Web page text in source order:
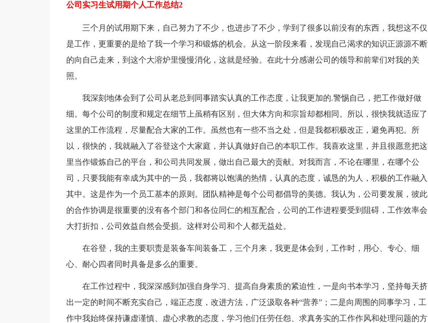
公司实习生试用期个人工作总结2
三个月的试用期下来，自己努力了不少，也进步了不少，学到了很多以前没有的东西，我想这不仅
是工作，更重要的是给了我一个学习和锻炼的机会。从这一阶段来看，发现自己渴求的知识正源源不断
的向自己走来，到这个大溶炉里慢慢消化，这就是经验。在此十分感谢公司的领导和前辈们对我的关
照。
我深刻地体会到了公司从老总到同事踏实认真的工作态度，让我更加的.警惕自己，把工作做好做
细。每个公司的制度和规定在细节上虽稍有区别，但大体方向和宗旨却都相同。所以，很快我就适应了
这里的工作流程，尽量配合大家的工作。虽然也有一些不当之处，但是我都积极改正，避免再犯。所
以，很快的，我就融入了谷登这个大家庭，并认真做好自己的本职工作。我喜欢这里，并且很愿意把这
里当作锻炼自己的平台，和公司共同发展，做出自己最大的贡献。对我而言，不论在哪里，在哪个公
司，只要我能有幸成为其中的一员，我都将以饱满的热情，认真的态度，诚恳的为人，积极的工作融入
其中。这是作为一个员工基本的原则。团队精神是每个公司都倡导的美德。我认为，公司要发展，彼此
的合作协调是很重要的没有各个部门和各位同仁的相互配合，公司的工作进程要受到阻碍，工作效率会
大打折扣，公司效益自然会受损。这样对公司和个人都无益处。
在谷登，我的主要职责是装备车间装备工，三个月来，我更是体会到，工作时，用心、专心、细
心、耐心四者同时具备是多么的重要。
在工作过程中，我深深感到加强自身学习、提高自身素质的紧迫性，一是向书本学习，坚持每天挤
出一定的时间不断充实自己，端正态度，改进方法，广泛汲取各种“营养”；二是向周围的同事学习，工
作中我始终保持谦虚谨慎、虚心求教的态度，学习他们任劳任怨、求真务实的工作作风和处理问题的方